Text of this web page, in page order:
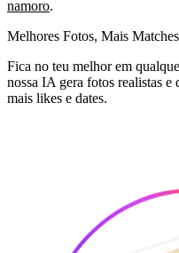
namoro.
Melhores Fotos, Mais
Fica no teu melhor em
nossa IA gera fotos realistas e
mais likes e dates.